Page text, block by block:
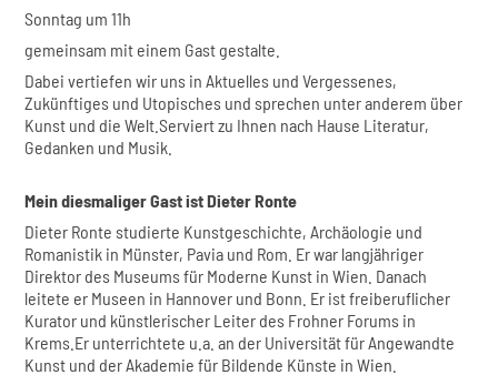
Sonntag um 11h
gemeinsam mit einem Gast gestalte.
Dabei vertiefen wir uns in Aktuelles und Vergessenes,
Zukünftiges und Utopisches und sprechen unter anderem über
Kunst und die Welt.Serviert zu Ihnen nach Hause Literatur,
Gedanken und Musik.
Mein diesmaliger Gast ist Dieter Ronte
Dieter Ronte studierte Kunstgeschichte, Archäologie und
Romanistik in Münster, Pavia und Rom. Er war langjähriger
Direktor des Museums für Moderne Kunst in Wien. Danach
leitete er Museen in Hannover und Bonn. Er ist freiberuflicher
Kurator und künstlerischer Leiter des Frohner Forums in
Krems.Er unterrichtete u.a. an der Universität für Angewandte
Kunst und der Akademie für Bildende Künste in Wien.